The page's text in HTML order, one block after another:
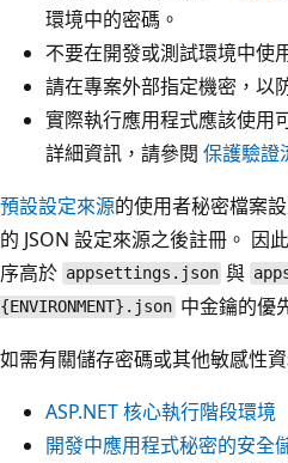
環境中的密碼。
不要在開發或測試環境中使
請在專案外部指定機密，以
實際執行應用程式應該使用
詳細資訊，請參閱 保護驗證
預設設定來源的使用者秘密檔案
的 JSON 設定來源之後註冊。 因
序高於 appsettings.json 與
{ENVIRONMENT}.json 中金鑰的優
如需有關儲存密碼或其他敏感性
ASP.NET 核心執行階段環境
開發中應用程式秘密的安全